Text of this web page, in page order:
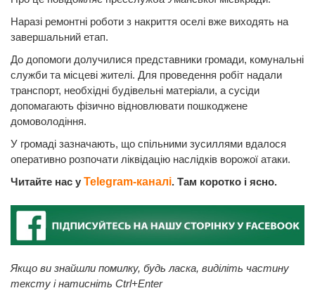
Наразі ремонтні роботи з накриття оселі вже виходять на
завершальний етап.
До допомоги долучилися представники громади, комунальні
служби та місцеві жителі. Для проведення робіт надали
транспорт, необхідні будівельні матеріали, а сусіди
допомагають фізично відновлювати пошкоджене
домоволодіння.
У громаді зазначають, що спільними зусиллями вдалося
оперативно розпочати ліквідацію наслідків ворожої атаки.
Читайте нас у Telegram-каналі. Там коротко і ясно.
Якщо ви знайшли помилку, будь ласка, виділіть частину
тексту і натисніть Ctrl+Enter